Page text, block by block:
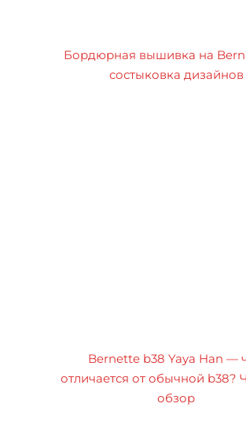
Бордюрная вышивка на
состыковка дизайнов
Bernette b38 Yaya Han —
отличается от обычной b38?
обзор